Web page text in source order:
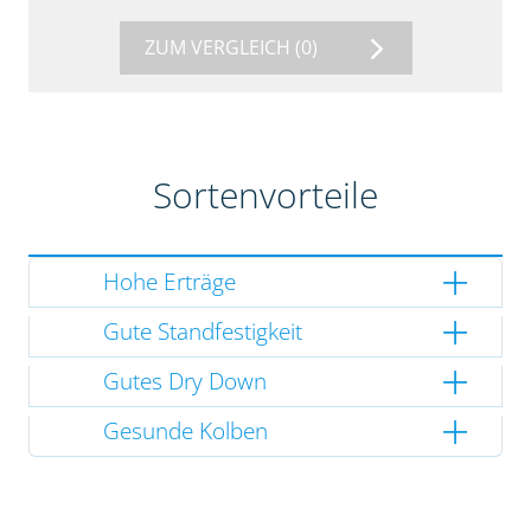
ZUM VERGLEICH (0)
Sortenvorteile
Hohe Erträge
Gute Standfestigkeit
Gutes Dry Down
Gesunde Kolben